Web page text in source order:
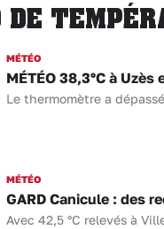
DE
MÉTÉO
MÉTÉO 38,3°C à
Le thermomètre a
MÉTÉO
GARD Canicule : des
Avec 42,5 °C relevés à